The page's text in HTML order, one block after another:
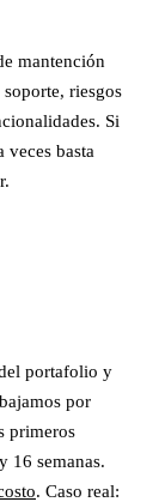
mantención
riesgos
Si
basta
portafolio y
por
primeros
16 semanas.
. Caso real: